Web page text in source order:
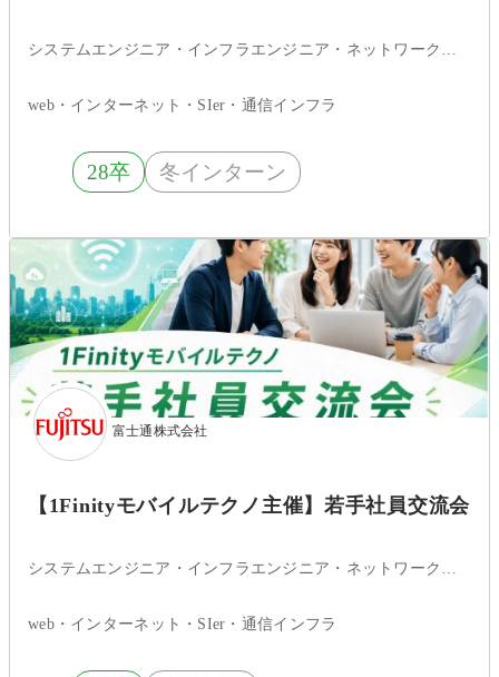
システムエンジニア・インフラエンジニア・ネットワークエンジニア・サーバエンジニア・セキュリティエンジニア・ITコンサルタント・データサイエンティスト
web・インターネット・SIer・通信インフラ
28卒 冬インターン
富士通株式会社
【1Finityモバイルテクノ主催】若手社員交流会
システムエンジニア・インフラエンジニア・ネットワークエンジニア
web・インターネット・SIer・通信インフラ